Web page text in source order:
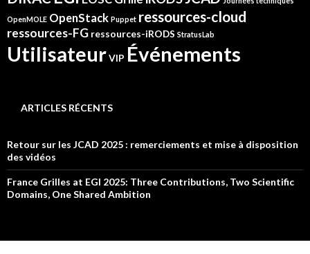
OpenMOLE OpenStack Puppet ressources-cloud
ressources-FG ressources-iRODS StratusLab
UtilisateurVIP Événements
ARTICLES RÉCENTS
Retour sur les JCAD 2025 : remerciements et mise à disposition
des vidéos
France Grilles at EGI 2025: Three Contributions, Two Scientific
Domains, One Shared Ambition